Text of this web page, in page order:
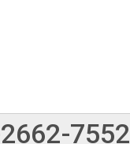
7552